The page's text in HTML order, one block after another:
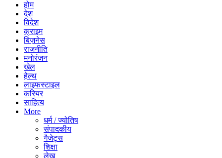
होम
देश
विदेश
क्राइम
बिज़नेस
राजनीति
मनोरंजन
खेल
हेल्थ
लाइफस्टाइल
करियर
साहित्य
More
धर्म / ज्योतिष
संपादकीय
गैजेट्स
शिक्षा
लेख